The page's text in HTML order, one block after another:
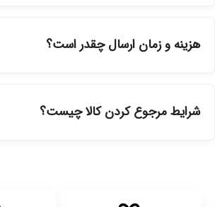
نمایندگی‌های معتبر تهیه شده و دارای بچ‌کد
هزینه و زمان ارسال چقدر است؟
شرایط مرجوع کردن کالا چیست؟